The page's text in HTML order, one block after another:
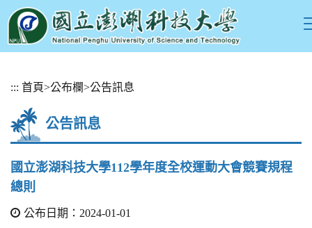
::: 首頁>公布欄>公告訊息
公告訊息
國立澎湖科技大學112學年度全校運動大會競賽規程
總則
公布日期：2024-01-01